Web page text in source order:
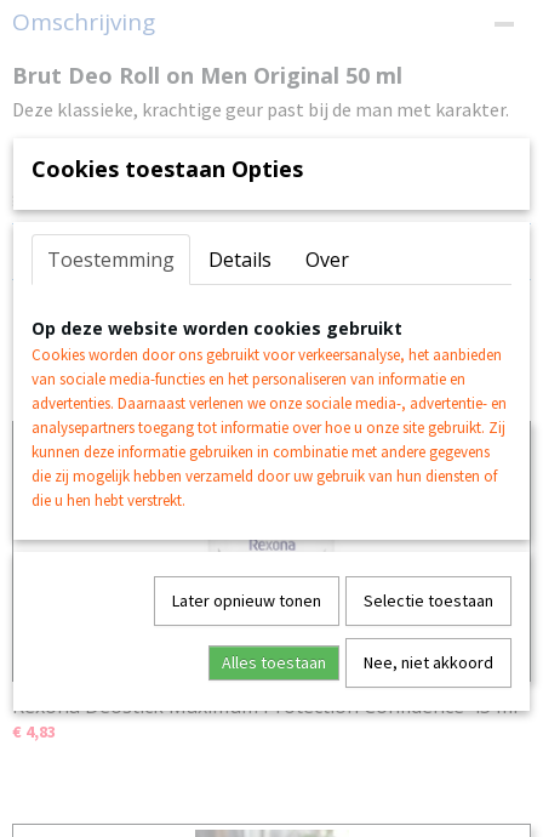
Productcode
DAB-2-56572
EAN code
30056572
Productcode leverancier
Omschrijving
Brut Deo Roll on Men Original 50 ml
Deze klassieke, krachtige geur past bij de man met karakter.
hele dag. Werkt zweetgeur tegen en heeft de originele Brut-
Reacties
Ook interessant
Rexona Deostick Maximum Protection Confidence 45 ml
€ 4,83
Cookies toestaan Opties
Toestemming Details Over
Op deze website worden cookies gebruikt
Cookies worden door ons gebruikt voor verkeersanalyse, het aanbieden
van sociale media-functies en het personaliseren van informatie en
advertenties. Daarnaast verlenen we onze sociale media-, advertentie- en
analysepartners toegang tot informatie over hoe u onze site gebruikt. Zij
kunnen deze informatie gebruiken in combinatie met andere gegevens
die zij mogelijk hebben verzameld door uw gebruik van hun diensten of
die u hen hebt verstrekt.
Later opnieuw tonen Selectie toestaan
Alles toestaan Nee, niet akkoord